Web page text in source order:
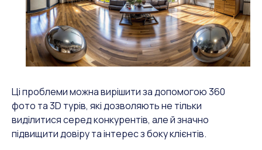
Ці проблеми можна вирішити за допомогою 360
фото та 3D турів, які дозволяють не тільки
виділитися серед конкурентів, але й значно
підвищити довіру та інтерес з боку клієнтів.